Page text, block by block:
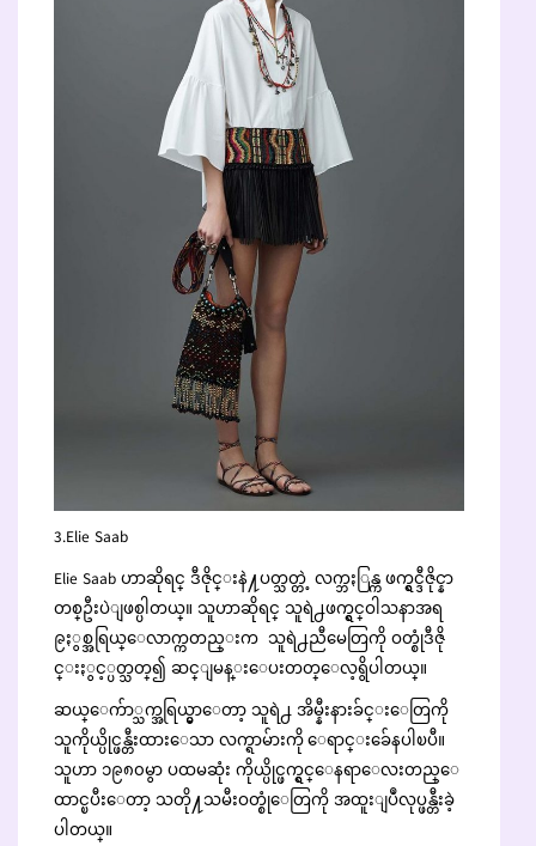
3.Elie Saab
Elie Saab ဟာဆိုရင္ ဒီဇိုင္းနဲ႔ပတ္သတ္တဲ့ လက္ဘႏြန္က ဖက္ရွင္ဒီဇိုင္နာ
တစ္ဦးပဲျဖစ္ပါတယ္။ သူဟာဆိုရင္ သူရဲ႕ဖက္ရွင္ဝါသနာအရ
၉ႏွစ္အရြယ္ေလာက္ကတည္းက သူရဲ႕ညီမေတြကို ဝတ္စုံဒီဇို
င္းႏွင့္ပတ္သတ္၍ ဆင္ျမန္းေပးတတ္ေလ့ရွိပါတယ္။
ဆယ္ေက်ာ္သက္အရြယ္မွာေတာ့ သူရဲ႕ အိမ္နီးနားခ်င္းေတြကို
သူကိုယ္ပိုင္ဖန္တီးထားေသာ လက္ရာမ်ားကို ေရာင္းခ်ေနပါၿပီ။
သူဟာ ၁၉၈၀မွာ ပထမဆုံး ကိုယ္ပိုင္ဖက္ရွင္ေနရာေလးတည္ေ
ထာင္ၿပီးေတာ့ သတို႔သမီးဝတ္စုံေတြကို အထူးျပဳလုပ္ဖန္တီးခဲ့
ပါတယ္။